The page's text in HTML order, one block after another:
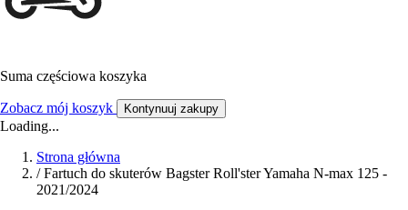
Suma częściowa koszyka
Zobacz mój koszyk Kontynuuj zakupy
Loading...
Strona główna
/ Fartuch do skuterów Bagster Roll'ster Yamaha N-max 125 -
2021/2024